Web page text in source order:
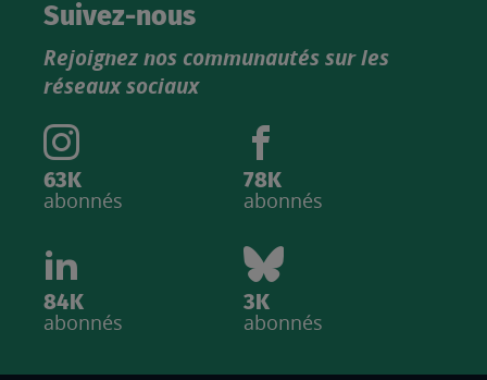
catalogue
IGN
Suivez-nous
Rejoignez nos communautés sur les
réseaux sociaux
63K
abonnés
78K
abonnés
84K
abonnés
3K
abonnés